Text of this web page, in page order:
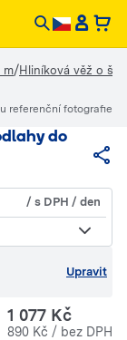
m/Hliníková věž o
do
/ s DPH / den
Upravit
1 077 Kč
890 Kč / bez DPH
referenční fotografie